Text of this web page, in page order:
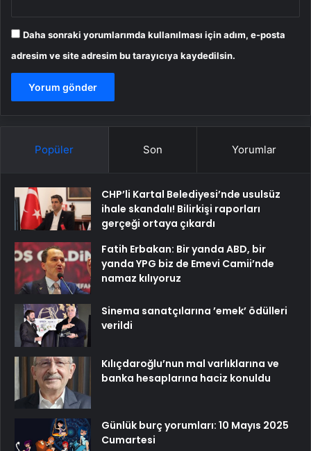
Daha sonraki yorumlarımda kullanılması için adım, e-posta
adresim ve site adresim bu tarayıcıya kaydedilsin.
Popüler Son Yorumlar
CHP’li Kartal Belediyesi’nde usulsüz
ihale skandalı! Bilirkişi raporları
gerçeği ortaya çıkardı
Fatih Erbakan: Bir yanda ABD, bir
yanda YPG biz de Emevi Camii’nde
namaz kılıyoruz
Sinema sanatçılarına ’emek’ ödülleri
verildi
Kılıçdaroğlu’nun mal varlıklarına ve
banka hesaplarına haciz konuldu
Günlük burç yorumları: 10 Mayıs 2025
Cumartesi